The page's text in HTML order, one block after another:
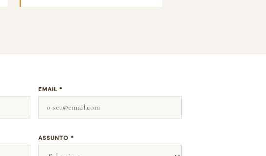
EMAIL *
ASSUNTO *